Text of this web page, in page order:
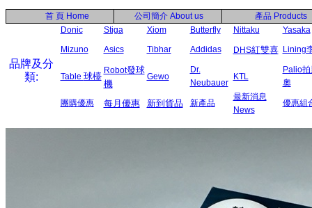
首 頁 Home 公司簡介 About us 產品 Products
品牌及分
類:
Donic Stiga Xiom Butterfly Nittaku
Yasaka
Mizuno
Asics Tibhar Addidas DHS紅雙喜 Lining
Table 球檯
Robot發球
機
Gewo
Dr.
Neubauer
KTL
Palio拍
奧
團購優惠 每月優惠 新到貨品 新產品
最新消息
News
優惠組